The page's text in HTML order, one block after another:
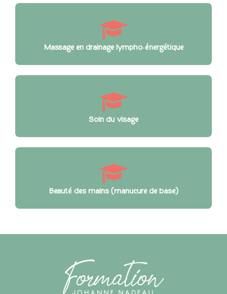
Massage en drainage lympho‑énergétique
Soin du visage
Beauté des mains (manucure de base)